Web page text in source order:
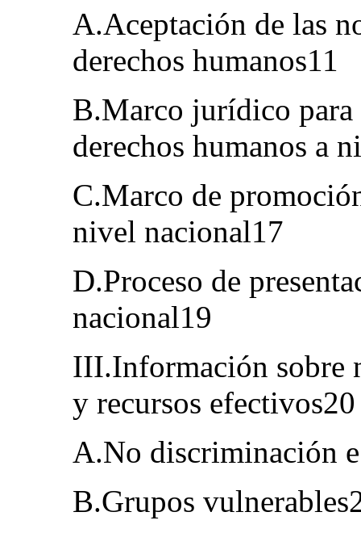
A.Aceptación de las
derechos humanos11
B.Marco jurídico
derechos humanos a
C.Marco de
nivel nacional17
D.Proceso de
nacional19
III.Información sobre
y recursos efectivos20
A.No discriminación
B.Grupos